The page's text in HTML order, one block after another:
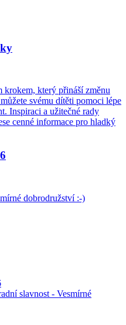
krokem, který přináší změnu
svému dítěti pomoci lépe
Inspiraci a užitečné rady
cenné informace pro hladký
dobrodružství :-)
slavnost - Vesmírné